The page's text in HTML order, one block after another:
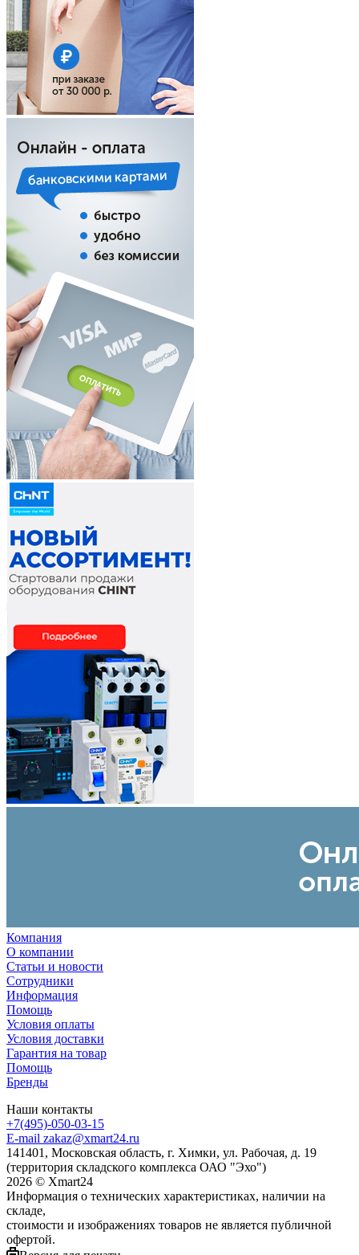
Компания
О компании
Статьи и новости
Сотрудники
Информация
Помощь
Условия оплаты
Условия доставки
Гарантия на товар
Помощь
Бренды
Наши контакты
+7(495)-050-03-15
E-mail zakaz@xmart24.ru
141401, Московская область, г. Химки, ул. Рабочая, д. 19
(территория складского комплекса ОАО "Эхо")
2026 © Хmart24
Информация о технических характеристиках, наличии на
складе,
стоимости и изображениях товаров не является публичной
офертой.